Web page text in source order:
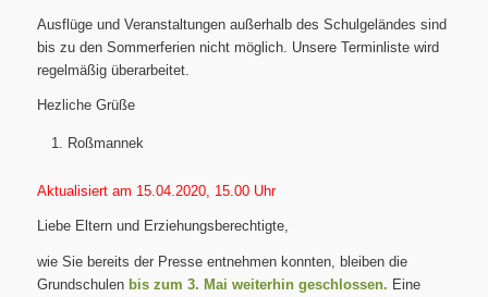
Ausflüge und Veranstaltungen außerhalb des Schulgeländes sind
bis zu den Sommerferien nicht möglich. Unsere Terminliste wird
regelmäßig überarbeitet.
Hezliche Grüße
Roßmannek
Aktualisiert am 15.04.2020, 15.00 Uhr
Liebe Eltern und Erziehungsberechtigte,
wie Sie bereits der Presse entnehmen konnten, bleiben die
Grundschulen bis zum 3. Mai weiterhin geschlossen. Eine